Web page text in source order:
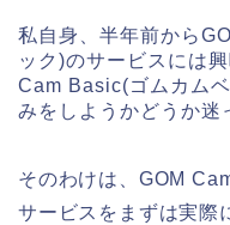
私自身、半年前から
ック)のサービスには
Cam Basic(ゴムカム
みをしようかどうか迷
そのわけは、GOM
サービスをまずは実際